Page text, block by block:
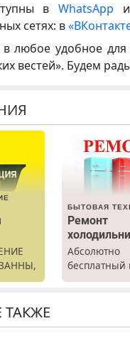
в WhatsApp
сетях: в
в любое удобное
вестей». Будем
ВАННЫ,
БЫТОВАЯ
Ремонт
Абсолютно
бесплатный
Ремонт
ТАКЖЕ